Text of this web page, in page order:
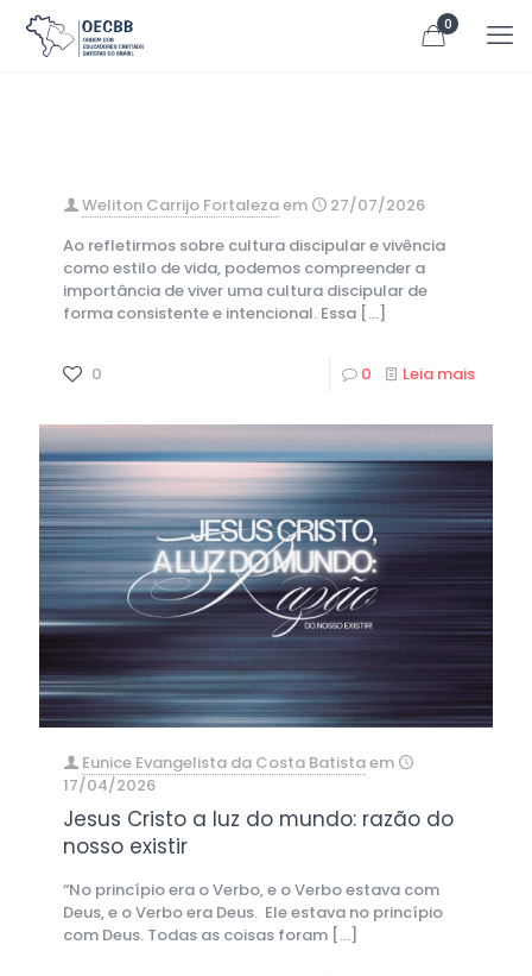
0
Weliton Carrijo Fortalezaem
27/07/2026
Ao refletirmos sobre cultura discipular e vivência
como estilo de vida, podemos compreender a
importância de viver uma cultura discipular de
forma consistente e intencional. Essa […]
0 0 Leia mais
Eunice Evangelista da Costa Batistaem
17/04/2026
Jesus Cristo a luz do mundo: razão do
nosso existir
“No princípio era o Verbo, e o Verbo estava com
Deus, e o Verbo era Deus. Ele estava no princípio
com Deus. Todas as coisas foram […]